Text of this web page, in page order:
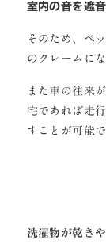
室内の音を遮
そのため、ペ
のクレームに
また車の往来
宅であれば走
すことが可能で
洗濯物が乾き